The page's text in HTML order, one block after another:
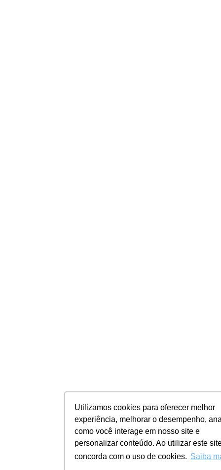
Utilizamos cookies para oferecer melhor
experiência, melhorar o desempenho,
como você interage em nosso site e
personalizar conteúdo. Ao utilizar este
concorda com o uso de cookies. Saiba